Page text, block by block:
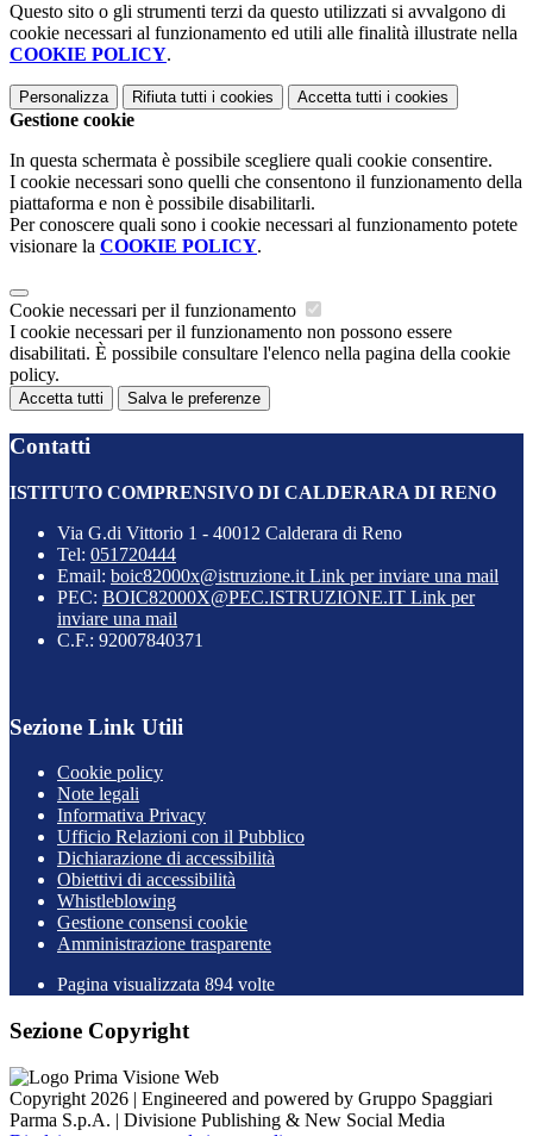
Questo sito o gli strumenti terzi da questo utilizzati si avvalgono di
cookie necessari al funzionamento ed utili alle finalità illustrate nella
COOKIE POLICY.
Personalizza Rifiuta tutti i cookies Accetta tutti i cookies
Gestione cookie
In questa schermata è possibile scegliere quali cookie consentire.
I cookie necessari sono quelli che consentono il funzionamento della
piattaforma e non è possibile disabilitarli.
Per conoscere quali sono i cookie necessari al funzionamento potete
visionare la COOKIE POLICY.
Cookie necessari per il funzionamento
I cookie necessari per il funzionamento non possono essere
disabilitati. È possibile consultare l'elenco nella pagina della cookie
policy.
Accetta tutti Salva le preferenze
Contatti
ISTITUTO COMPRENSIVO DI CALDERARA DI RENO
Via G.di Vittorio 1 - 40012 Calderara di Reno
Tel: 051720444
Email: boic82000x@istruzione.it Link per inviare una mail
PEC: BOIC82000X@PEC.ISTRUZIONE.IT Link per
inviare una mail
C.F.: 92007840371
Sezione Link Utili
Cookie policy
Note legali
Informativa Privacy
Ufficio Relazioni con il Pubblico
Dichiarazione di accessibilità
Obiettivi di accessibilità
Whistleblowing
Gestione consensi cookie
Amministrazione trasparente
Pagina visualizzata 894 volte
Sezione Copyright
Copyright 2026 | Engineered and powered by Gruppo Spaggiari
Parma S.p.A. | Divisione Publishing & New Social Media